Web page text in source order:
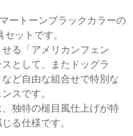
ートーンブラックカラーの
ットです。
る「アメリカンフェン
として、またドッグラ
ど自由な組合せで特別な
スです。
独特の槌目風仕上げが特
る仕様です。